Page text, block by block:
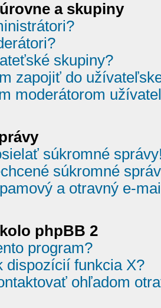
a skupiny
skupiny?
zapojiť do
moderátorom
súkromné
súkromné
a otravný e-
phpBB 2
program?
dispozícií funkcia X?
ohľadom